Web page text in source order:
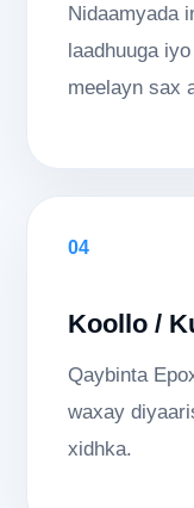
Nidaamyada
laadhuuga
meelayn sax
04
Koollo /
Qaybinta
waxay
xidhka.